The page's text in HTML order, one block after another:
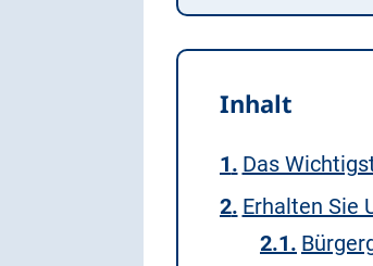
Inhalt
Das
Erhalten Sie